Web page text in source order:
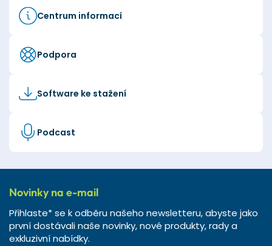
Centrum informací
Podpora
Software ke stažení
Podcast
Novinky na e-mail
Přihlaste* se k odběru našeho newsletteru, abyste jako
první dostávali naše novinky, nové produkty, rady a
exkluzivní nabídky.